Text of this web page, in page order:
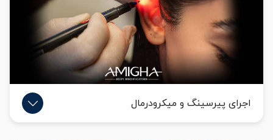
اجرای پیرسینگ و میکرودرمال